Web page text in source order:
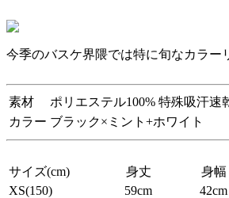
今季のバスケ界隈では特に旬なカラー
素材
ポリエステル100% 特殊吸汗速
カラー ブラック×ミント+ホワイト
サイズ(cm) 身丈 身幅
XS(150)
59cm 42cm